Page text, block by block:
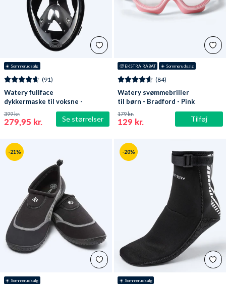
☀️ Sommerudsalg
Se størrelser
(91)
Watery fullface
dykkermaske til voksne -
Oxygen - Sort
279,95 kr.
399 kr.
🥵 EKSTRA RABAT ☀️ Sommerudsalg
Tilføj
(84)
Watery svømmebriller
til børn - Bradford - Pink
129 kr.
179 kr.
-21%
☀️ Sommerudsalg
-20%
☀️ Sommerudsalg